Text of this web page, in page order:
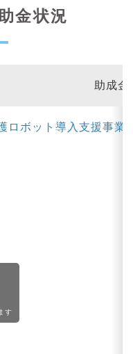
金状況
助成金
ロボット導入支援事
す